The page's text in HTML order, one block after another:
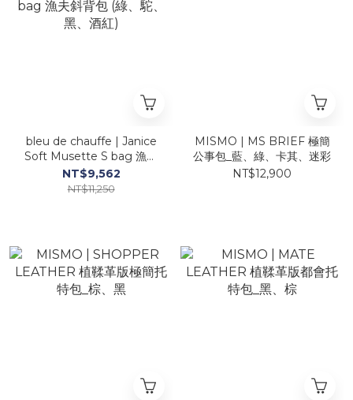
bleu de chauffe | Janice
Soft Musette S bag 漁夫
斜背包 (綠、駝、黑、酒紅)
NT$9,562
NT$11,250
MISMO | MS BRIEF 極簡
公事包_藍、綠、卡其、迷彩
NT$12,900